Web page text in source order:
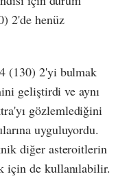
2'de henüz
(130) 2'yi bulmak
geliştirdi ve aynı
gözlemlediğini
uyguluyordu.
diğer asteroitlerin
için de kullanılabilir.